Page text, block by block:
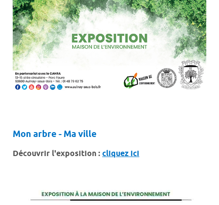
Mon arbre - Ma ville
Découvrir l'exposition :cliquez ici